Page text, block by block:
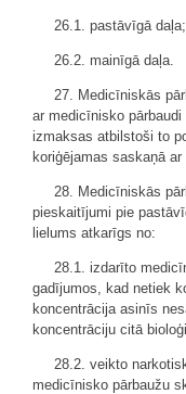
26.1. pastāvīgā daļa;
26.2. mainīgā daļa.
27. Medicīniskās
ar medicīnisko
izmaksas atbilstoši to
koriģējamas saskaņā
28. Medicīniskās
pieskaitījumi pie
lielums atkarīgs no:
28.1. izdarīto
gadījumos, kad netiek
koncentrācija asinīs
koncentrāciju citā
28.2. veikto
medicīnisko pārbaužu